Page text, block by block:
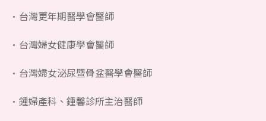
台灣更年期醫學會醫師
台灣婦女健康學會醫師
台灣婦女泌尿暨骨盆醫學會醫師
鍾婦產科、鍾馨診所主治醫師